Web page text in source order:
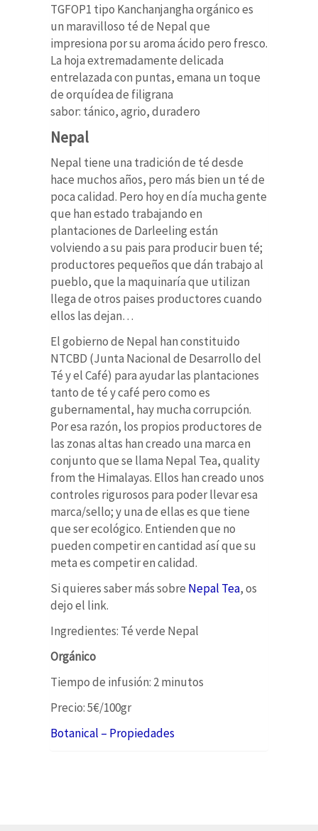
TGFOP1 tipo Kanchanjangha orgánico es
un maravilloso té de Nepal que
impresiona por su aroma ácido pero fresco.
La hoja extremadamente delicada
entrelazada con puntas, emana un toque
de orquídea de filigrana
sabor: tánico, agrio, duradero
Nepal
Nepal tiene una tradición de té desde
hace muchos años, pero más bien un té de
poca calidad. Pero hoy en día mucha gente
que han estado trabajando en
plantaciones de Darleeling están
volviendo a su pais para producir buen té;
productores pequeños que dán trabajo al
pueblo, que la maquinaría que utilizan
llega de otros paises productores cuando
ellos las dejan…
El gobierno de Nepal han constituido
NTCBD (Junta Nacional de Desarrollo del
Té y el Café) para ayudar las plantaciones
tanto de té y café pero como es
gubernamental, hay mucha corrupción.
Por esa razón, los propios productores de
las zonas altas han creado una marca en
conjunto que se llama Nepal Tea, quality
from the Himalayas. Ellos han creado unos
controles rigurosos para poder llevar esa
marca/sello; y una de ellas es que tiene
que ser ecológico. Entienden que no
pueden competir en cantidad así que su
meta es competir en calidad.
Si quieres saber más sobre Nepal Tea, os
dejo el link.
Ingredientes: Té verde Nepal
Orgánico
Tiempo de infusión: 2 minutos
Precio: 5€/100gr
Botanical – Propiedades